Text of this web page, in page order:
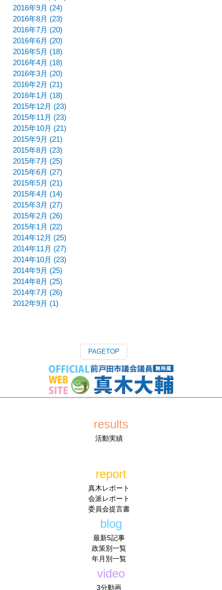
2016年9月 (24)
2016年8月 (23)
2016年7月 (20)
2016年6月 (20)
2016年5月 (18)
2016年4月 (18)
2016年3月 (20)
2016年2月 (21)
2016年1月 (18)
2015年12月 (23)
2015年11月 (23)
2015年10月 (21)
2015年9月 (21)
2015年8月 (23)
2015年7月 (25)
2015年6月 (27)
2015年5月 (21)
2015年4月 (14)
2015年3月 (27)
2015年2月 (26)
2015年1月 (22)
2014年12月 (25)
2014年11月 (27)
2014年10月 (23)
2014年9月 (25)
2014年8月 (25)
2014年7月 (26)
2012年9月 (1)
PAGETOP
results
活動実績
report
真木レポート
会派レポート
委員会提言書
blog
最新5記事
政策別一覧
年月別一覧
video
3分動画